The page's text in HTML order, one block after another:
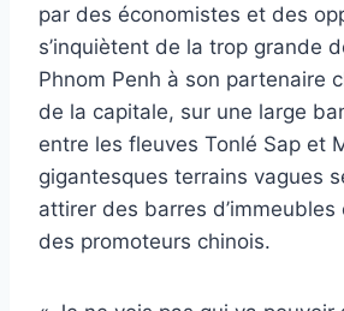
par des économistes et des
s’inquiètent de la trop grande
Phnom Penh à son partenaire
de la capitale, sur une large
entre les fleuves Tonlé Sap et
gigantesques terrains vagues
attirer des barres
des promoteurs chinois.